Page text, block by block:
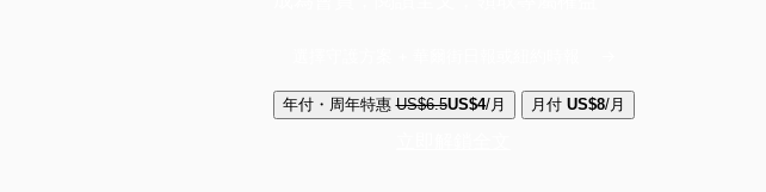
年付・周年特惠 US$6.5US$4/月 月付 US$8/月